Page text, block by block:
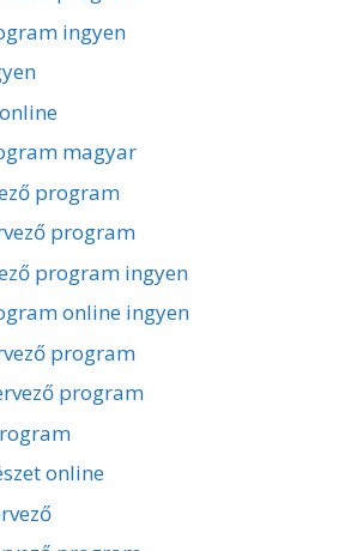
ingyen
magyar
program
program
program ingyen
online ingyen
program
program
online